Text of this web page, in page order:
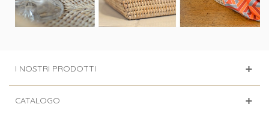
I NOSTRI PRODOTTI
CATALOGO